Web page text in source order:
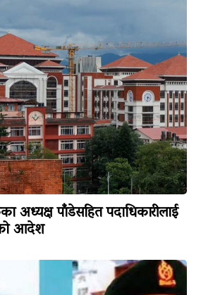
अध्यक्ष पाँडेसहित पदाधिकारीलाई
आदेश